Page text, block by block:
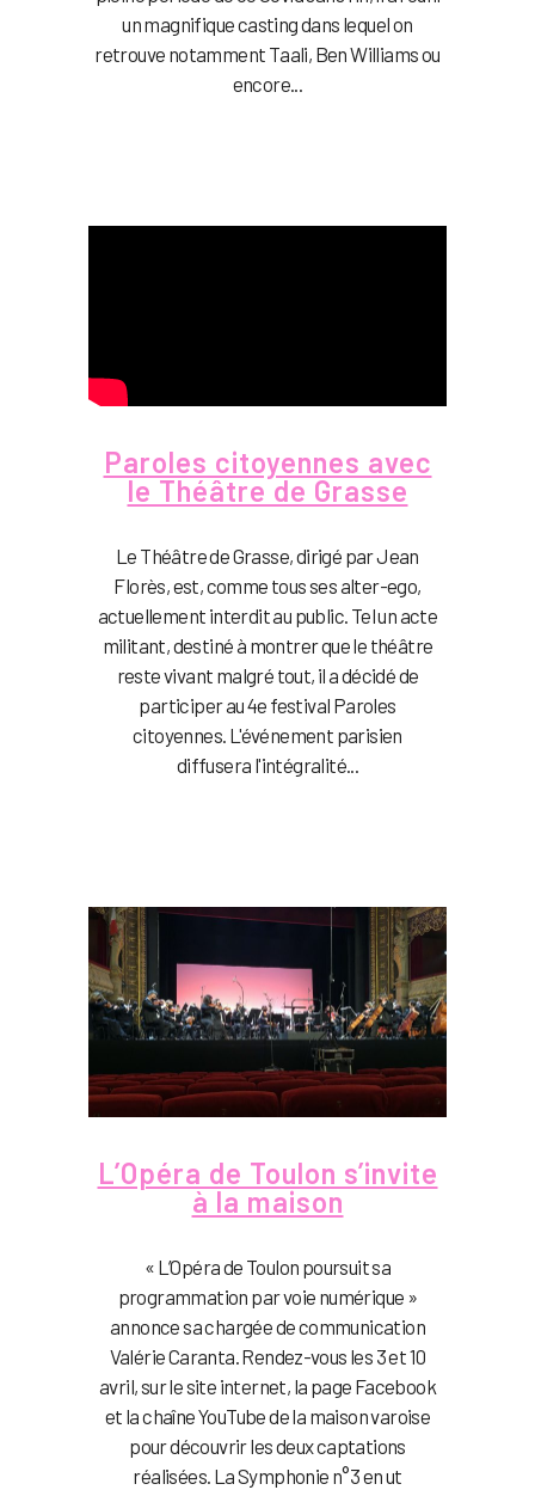
un magnifique casting dans lequel on
retrouve notamment Taali, Ben Williams ou
encore...
Paroles citoyennes avec
le Théâtre de Grasse
Le Théâtre de Grasse, dirigé par Jean
Florès, est, comme tous ses alter-ego,
actuellement interdit au public. Tel un acte
militant, destiné à montrer que le théâtre
reste vivant malgré tout, il a décidé de
participer au 4e festival Paroles
citoyennes. L'événement parisien
diffusera l'intégralité...
L’Opéra de Toulon s’invite
à la maison
« L’Opéra de Toulon poursuit sa
programmation par voie numérique »
annonce sa chargée de communication
Valérie Caranta. Rendez-vous les 3 et 10
avril, sur le site internet, la page Facebook
et la chaîne YouTube de la maison varoise
pour découvrir les deux captations
réalisées. La Symphonie n°3 en ut